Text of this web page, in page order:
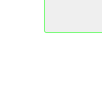
zachowując